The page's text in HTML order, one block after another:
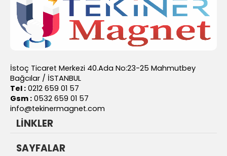
İstoç Ticaret Merkezi 40.Ada No:23-25 Mahmutbey
Bağcılar / İSTANBUL
Tel : 0212 659 01 57
Gsm : 0532 659 01 57
info@tekinermagnet.com
LİNKLER
SAYFALAR